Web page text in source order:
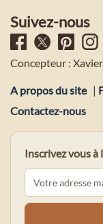
Suivez-nous
Concepteur :
A propos du site |
Contactez-nous
Inscrivez vous